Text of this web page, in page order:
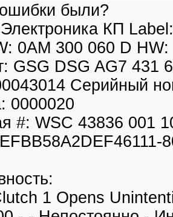
были?
КП
0AM 300 060 D
GSG DSG AG7 431
Серийный
0000020
#: WSC 43836 001
1 Opens